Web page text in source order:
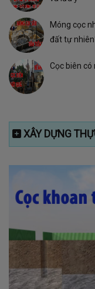
Móng cọc
đất tự
Cọc biên
XÂY DỰNG